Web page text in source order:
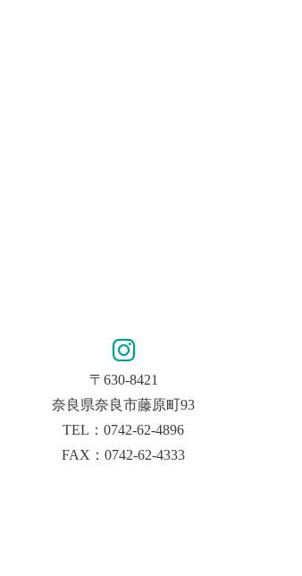
〒630-8421
奈良県奈良市藤原町93
TEL：0742-62-4896
FAX：0742-62-4333